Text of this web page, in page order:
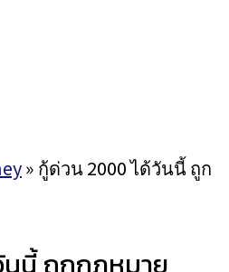
» กู้ด่วน 2000 ได้วันนี้ ถูก